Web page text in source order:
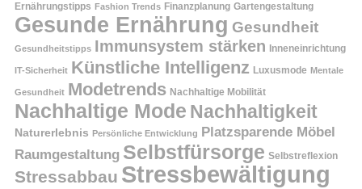
Ernährungstipps Fashion Trends Finanzplanung Gartengestaltung
Gesunde Ernährung Gesundheit
Gesundheitstipps Immunsystem stärken Inneneinrichtung
IT-Sicherheit Künstliche Intelligenz Luxusmode Mentale
Gesundheit Modetrends Nachhaltige Mobilität
Nachhaltige Mode Nachhaltigkeit
Naturerlebnis Persönliche Entwicklung Platzsparende Möbel
Raumgestaltung Selbstfürsorge Selbstreflexion
Stressabbau Stressbewältigung